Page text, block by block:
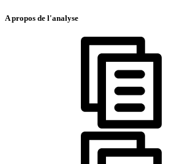
A propos de l'analyse